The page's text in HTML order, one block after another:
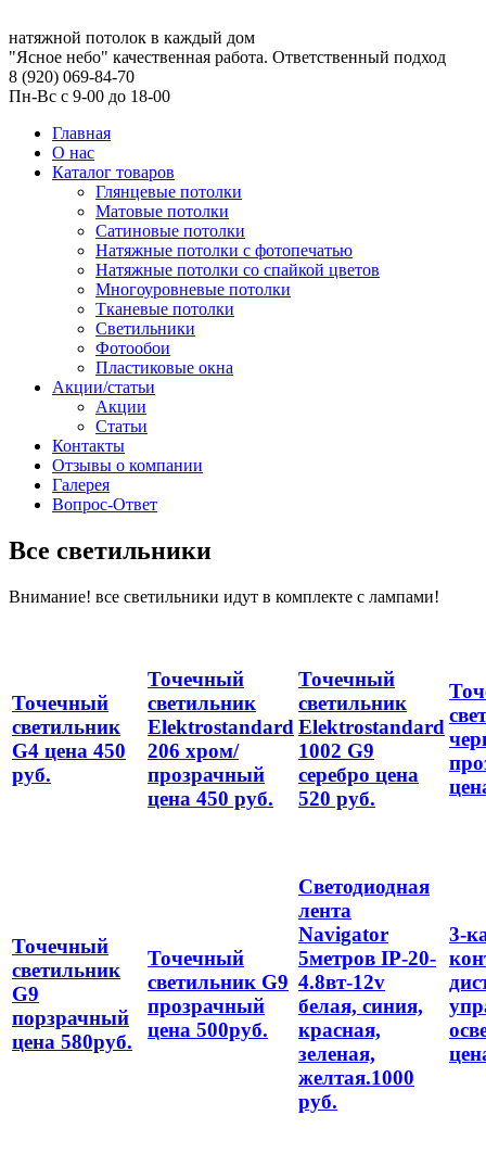
натяжной потолок в каждый дом
"Ясное небо" качественная работа. Ответственный подход
8 (920) 069-84-70
Пн-Вс с 9-00 до 18-00
Главная
О нас
Каталог товаров
Глянцевые потолки
Матовые потолки
Сатиновые потолки
Натяжные потолки с фотопечатью
Натяжные потолки со спайкой цветов
Многоуровневые потолки
Тканевые потолки
Cветильники
Фотообои
Пластиковые окна
Акции/статьи
Акции
Статьи
Контакты
Отзывы о компании
Галерея
Вопрос-Ответ
Все светильники
Внимание! все светильники идут в комплекте с лампами!
Точечный
светильник
G4 цена 450
руб.
Точечный
светильник
Elektrostandard
206 хром/
прозрачный
цена 450 руб.
Точечный
светильник
Elektrostandard
1002 G9
серебро цена
520 руб.
Точечный
светильник
G9
порзрачный
цена 580руб.
Точечный
светильник G9
прозрачный
цена 500руб.
Светодиодная
лента
Navigator
5метров IP-20-
4.8вт-12v
белая, синия,
красная,
зеленая,
желтая.1000
руб.
3-